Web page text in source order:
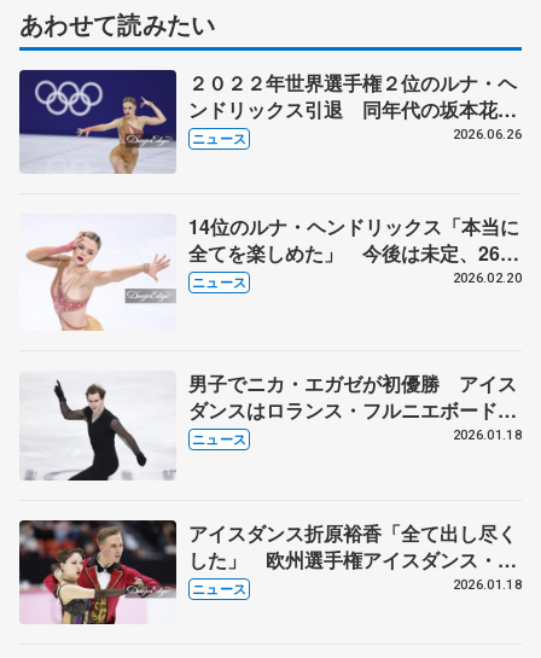
あわせて読みたい
２０２２年世界選手権２位のルナ・ヘ
ンドリックス引退 同年代の坂本花織
さんらと争った元欧州選手権女王
ニュース 2026.06.26
14位のルナ・ヘンドリックス「本当に
全てを楽しめた」 今後は未定、26歳
3度目の出場
ニュース 2026.02.20
男子でニカ・エガゼが初優勝 アイス
ダンスはロランス・フルニエボードリ
ー、ギヨーム・シゼロン組 欧州選手
ニュース 2026.01.18
アイスダンス折原裕香「全て出し尽く
した」 欧州選手権アイスダンス・フ
リー
ニュース 2026.01.18